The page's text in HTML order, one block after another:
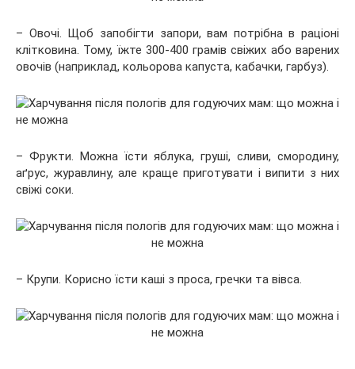
– Овочі. Щоб запобігти запори, вам потрібна в раціоні
клітковина. Тому, їжте 300-400 грамів свіжих або варених
овочів (наприклад, кольорова капуста, кабачки, гарбуз).
– Фрукти. Можна їсти яблука, груші, сливи, смородину,
аґрус, журавлину, але краще приготувати і випити з них
свіжі соки.
– Крупи. Корисно їсти каші з проса, гречки та вівса.